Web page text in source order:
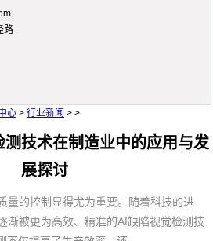
路
心 > 行业新闻 > >
技术在制造业中的应用与发
展探讨
量的控制显得尤为重要。随着科技的进
渐被更为高效、精准的AI缺陷视觉检测技